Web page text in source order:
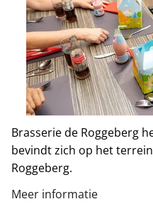
Brasserie de Roggeberg
bevindt zich op het
Roggeberg.
Meer informatie